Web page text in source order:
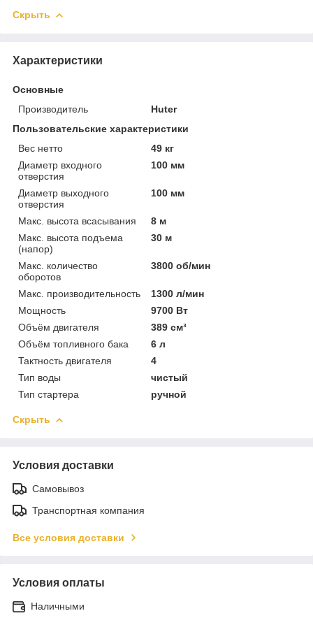
Скрыть
Характеристики
Основные
Производитель
Huter
Пользовательские характеристики
Вес нетто
49 кг
Диаметр входного
отверстия
100 мм
Диаметр выходного
отверстия
100 мм
Макс. высота всасывания
8 м
Макс. высота подъема
(напор)
30 м
Макс. количество
оборотов
3800 об/мин
Макс. производительность
1300 л/мин
Мощность
9700 Вт
Объём двигателя
389 см³
Объём топливного бака
6 л
Тактность двигателя
4
Тип воды
чистый
Тип стартера
ручной
Скрыть
Условия доставки
Самовывоз
Транспортная компания
Все условия доставки
Условия оплаты
Наличными